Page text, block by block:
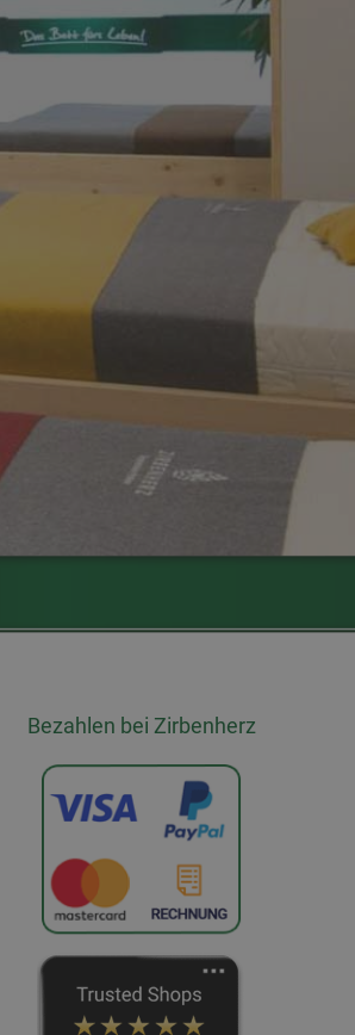
Bezahlen bei Zirbenherz
0800 400 10 88 DE/AT
0800 400 10 8
zu unseren Filialen
Beratungstermin